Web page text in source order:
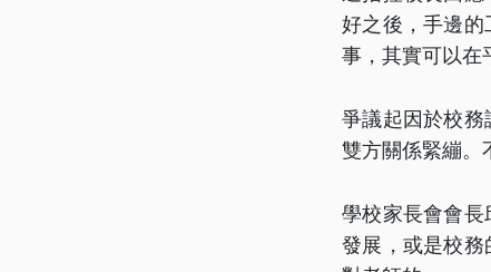
好之後，手邊
事，其實可以在
爭議起因於校務
雙方關係緊繃。
學校家長會會長
發展，或是校